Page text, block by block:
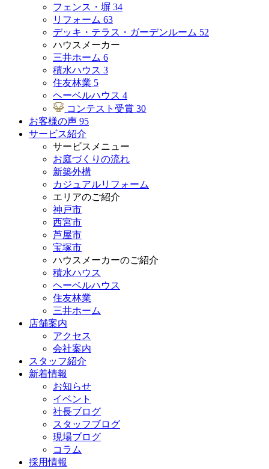
フェンス・塀 34
リフォーム 63
デッキ・テラス・ガーデンルーム 52
ハウスメーカー
三井ホーム 6
積水ハウス 3
住友林業 5
ヘーベルハウス 4
コンテスト受賞 30
お客様の声 95
サービス紹介
サービスメニュー
お庭づくりの流れ
新築外構
カジュアルリフォーム
エリアのご紹介
神戸市
西宮市
芦屋市
宝塚市
ハウスメーカーのご紹介
積水ハウス
ヘーベルハウス
住友林業
三井ホーム
店舗案内
アクセス
会社案内
スタッフ紹介
新着情報
お知らせ
イベント
社長ブログ
スタッフブログ
現場ブログ
コラム
採用情報